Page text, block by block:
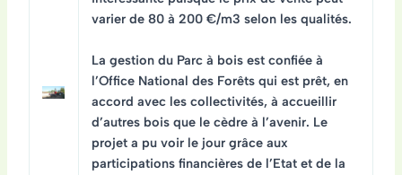
varier de 80 à 200 €/m3 selon les qualités.
La gestion du Parc à bois est confiée à
l’Office National des Forêts qui est prêt, en
accord avec les collectivités, à accueillir
d’autres bois que le cèdre à l’avenir. Le
projet a pu voir le jour grâce aux
participations financières de l’Etat et de la